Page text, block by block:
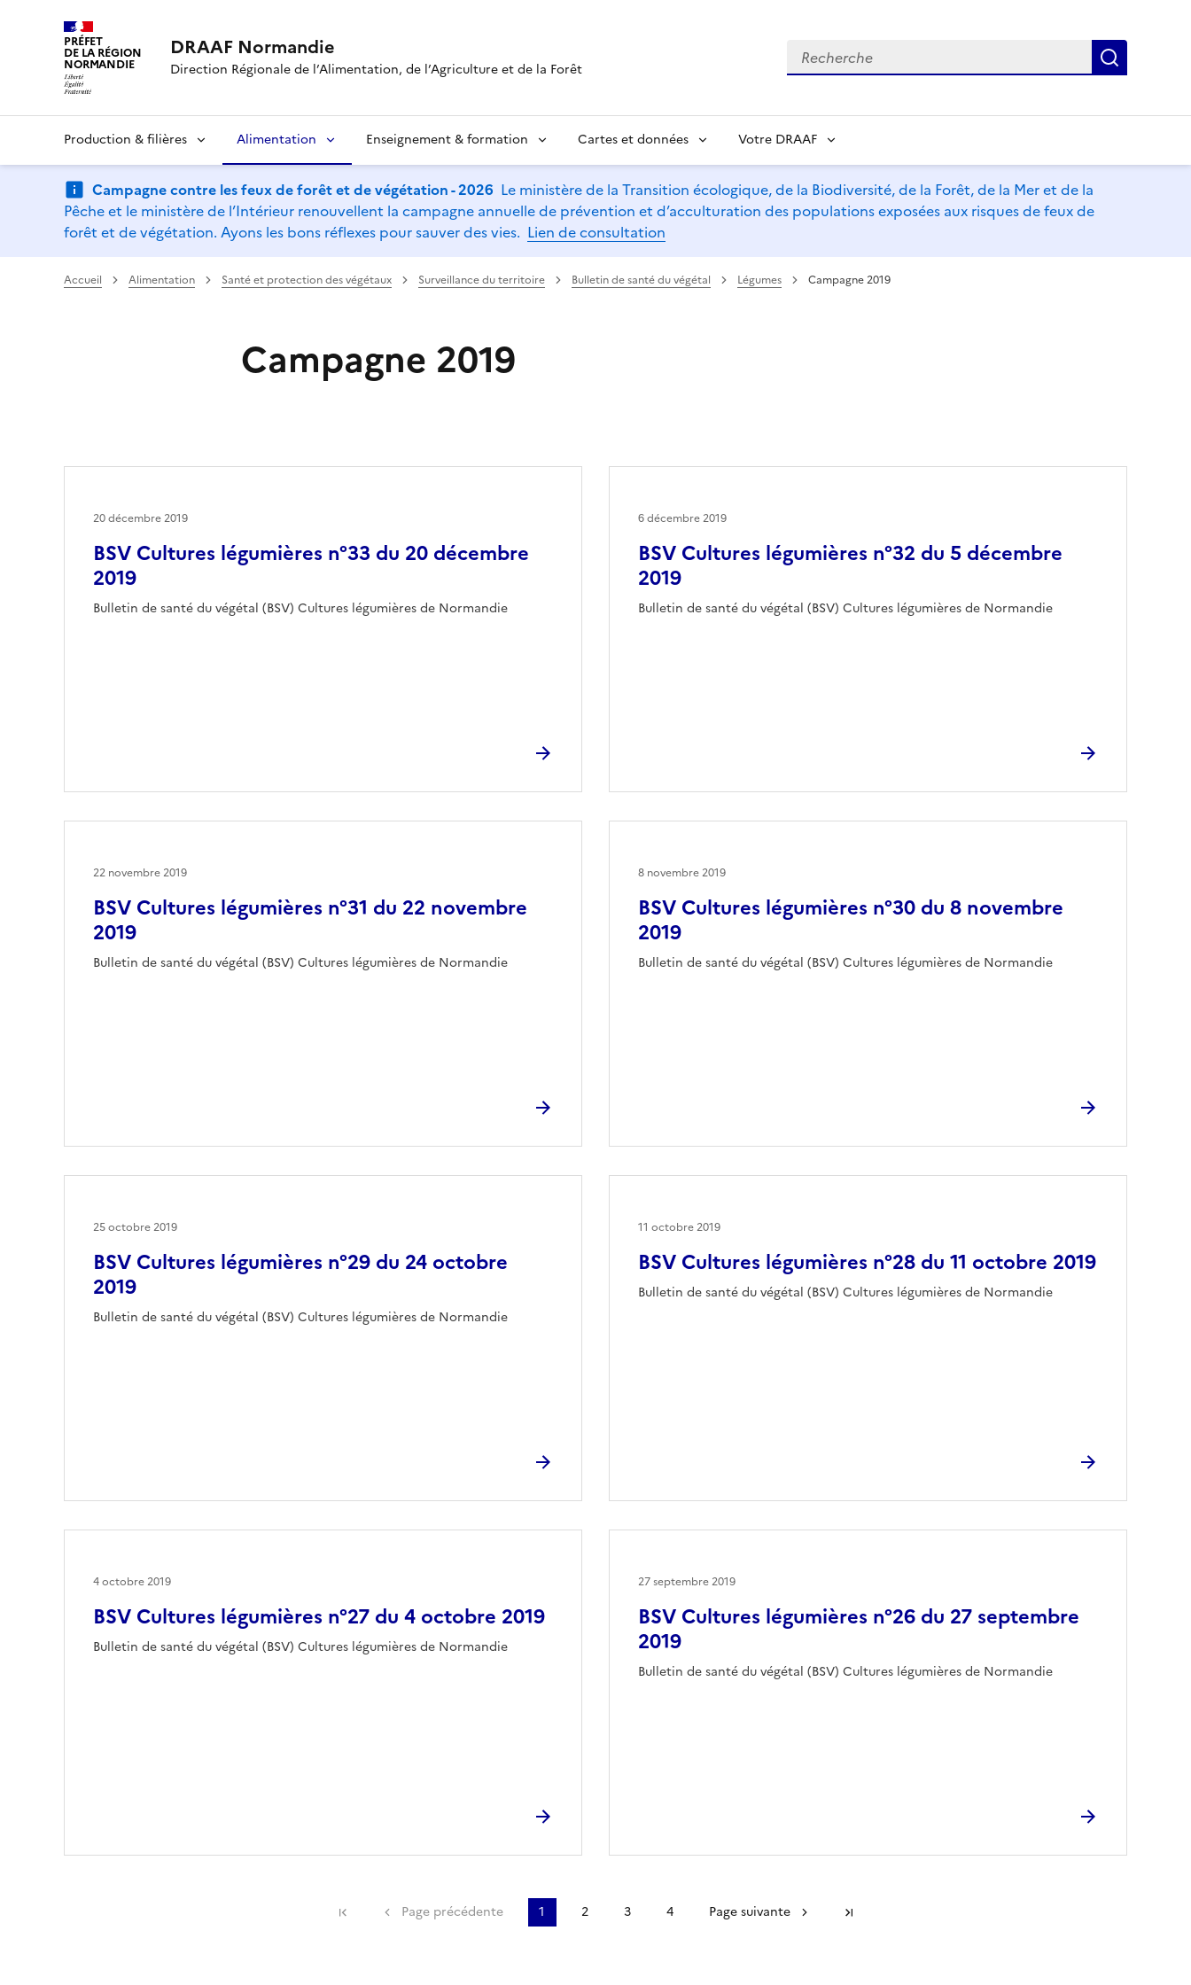
PRÉFET
DE LA RÉGION
NORMANDIE
DRAAF Normandie
Direction Régionale de l’Alimentation, de l’Agriculture et de la Forêt
Recherche
Production & filières Alimentation Enseignement & formation Cartes et données Votre DRAAF
Campagne contre les feux de forêt et de végétation - 2026 Le ministère de la Transition écologique, de la Biodiversité, de la Forêt, de la Mer et de la
Pêche et le ministère de l’Intérieur renouvellent la campagne annuelle de prévention et d’acculturation des populations exposées aux risques de feux de
forêt et de végétation. Ayons les bons réflexes pour sauver des vies. Lien de consultation
Accueil Alimentation Santé et protection des végétaux Surveillance du territoire Bulletin de santé du végétal Légumes Campagne 2019
Campagne 2019
BSV Cultures légumières n°33 du 20 décembre
2019
Bulletin de santé du végétal (BSV) Cultures légumières de Normandie
20 décembre 2019
BSV Cultures légumières n°32 du 5 décembre
2019
Bulletin de santé du végétal (BSV) Cultures légumières de Normandie
6 décembre 2019
BSV Cultures légumières n°31 du 22 novembre
2019
Bulletin de santé du végétal (BSV) Cultures légumières de Normandie
22 novembre 2019
BSV Cultures légumières n°30 du 8 novembre
2019
Bulletin de santé du végétal (BSV) Cultures légumières de Normandie
8 novembre 2019
BSV Cultures légumières n°29 du 24 octobre
2019
Bulletin de santé du végétal (BSV) Cultures légumières de Normandie
25 octobre 2019
BSV Cultures légumières n°28 du 11 octobre 2019
Bulletin de santé du végétal (BSV) Cultures légumières de Normandie
11 octobre 2019
BSV Cultures légumières n°27 du 4 octobre 2019
Bulletin de santé du végétal (BSV) Cultures légumières de Normandie
4 octobre 2019
BSV Cultures légumières n°26 du 27 septembre
2019
Bulletin de santé du végétal (BSV) Cultures légumières de Normandie
27 septembre 2019
Première page
Page précédente 1 2 3 4 Page suivante